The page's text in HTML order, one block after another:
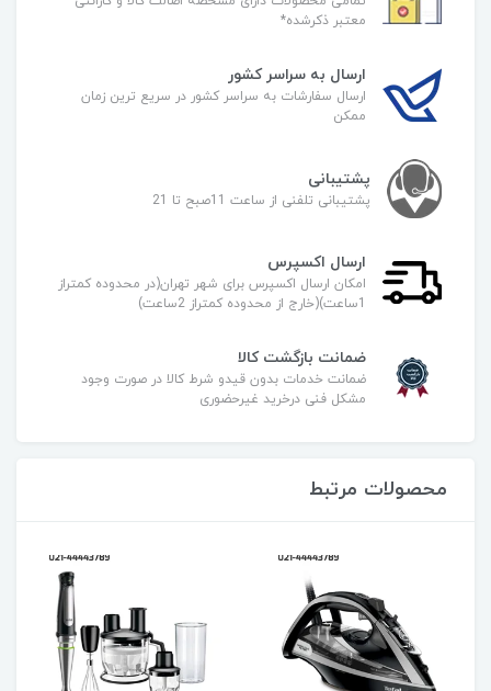
معتبر ذکرشده*
ارسال به سراسر کشور
ارسال سفارشات به سراسر کشور در سریع ترین زمان
ممکن
پشتیبانی
پشتیبانی تلفنی از ساعت 11صبح تا 21
ارسال اکسپرس
امکان ارسال اکسپرس برای شهر تهران(در محدوده کمتراز
1ساعت)(خارج از محدوده کمتراز 2ساعت)
ضمانت بازگشت کالا
ضمانت خدمات بدون قیدو شرط کالا در صورت وجود
مشکل فنی درخرید غیرحضوری
محصولات مرتبط